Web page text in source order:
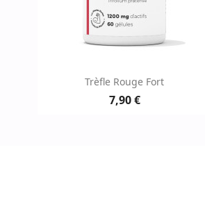
Aperçu rapide
Trèfle Rouge Fort
7,90 €